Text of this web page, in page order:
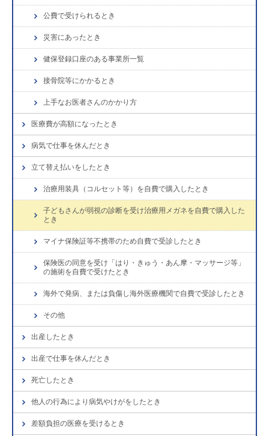
公費で受けられるとき
災害にあったとき
健保登録口座のある事業所一覧
接骨院等にかかるとき
上手なお医者さんのかかり方
医療費が高額になったとき
病気で仕事を休んだとき
立て替え払いをしたとき
治療用装具（コルセット等）を自費で購入したとき
子どもさんが弱視の診断を受け治療用メガネを自費で購入した
とき
マイナ保険証等不携帯のため自費で受診したとき
保険医の同意を受け「はり・きゅう・あん摩・マッサージ等」
の施術を自費で受けたとき
海外で発病、または負傷し海外医療機関で自費で受診したとき
その他
出産したとき
出産で仕事を休んだとき
死亡したとき
他人の行為により病気やけがをしたとき
差額負担の医療を受けるとき